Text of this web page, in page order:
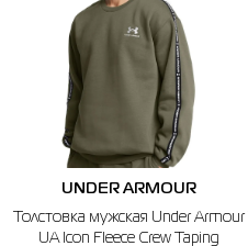
UNDER ARMOUR
Толстовка мужская Under Armour
UA Icon Fleece Crew Taping